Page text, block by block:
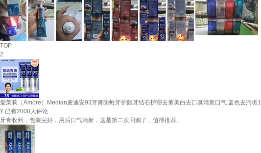
TOP
2
爱茉莉（Amore）Median麦迪安93牙膏防蛀牙护龈牙结石护理去黄美白去口臭清新口气 蓝色去污垢
¥ 已有2000人评论
牙膏收到，包装完好，用后口气清新，这是第二次回购了，值得推荐。